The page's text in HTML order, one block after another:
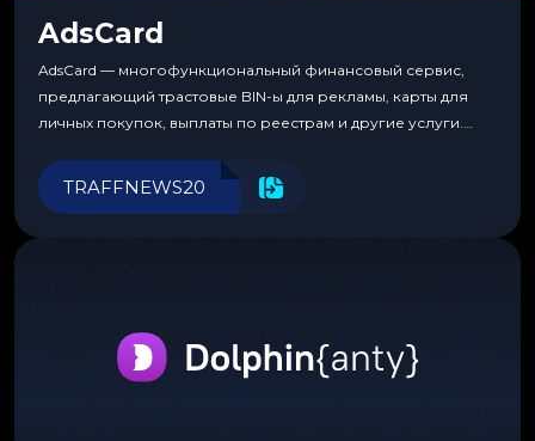
AdsCard
AdsCard — многофункциональный финансовый сервис,
предлагающий трастовые BIN-ы для рекламы, карты для
личных покупок, выплаты по реестрам и другие услуги.
инструменты для управления финансами.
TRAFFNEWS20